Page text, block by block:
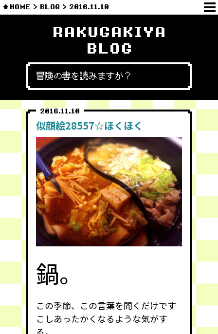
HOME BLOG 2016.11.10
RAKUGAKIYA
BLOG
冒険の書を読みますか？
2016.11.10
似顔絵28557☆ほくほく
鍋。
この季節、この言葉を聞くだけです
こしあったかくなるような気がす